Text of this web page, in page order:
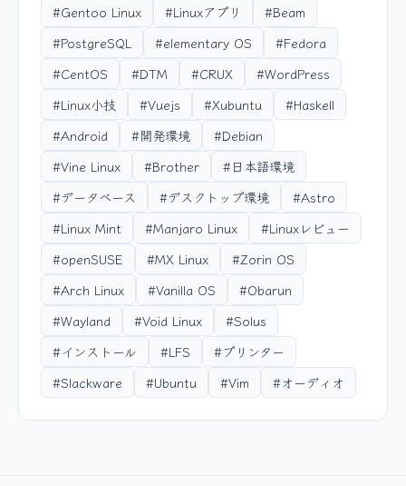
#Gentoo Linux #Linuxアプリ
#Beam
#PostgreSQL
#elementary OS
#Fedora
#CentOS
#DTM #CRUX
#WordPress
#Linux小技
#Vuejs #Xubuntu
#Haskell
#Android
#開発環境
#Debian
#Vine Linux
#Brother
#日本語環境
#データベース
#デスクトップ環境
#Astro
#Linux Mint
#Manjaro Linux
#Linuxレビュー
#openSUSE
#MX Linux
#Zorin OS
#Arch Linux
#Vanilla OS
#Obarun
#Wayland
#Void Linux
#Solus
#インストール
#LFS
#プリンター
#Slackware
#Ubuntu #Vim #オーディオ